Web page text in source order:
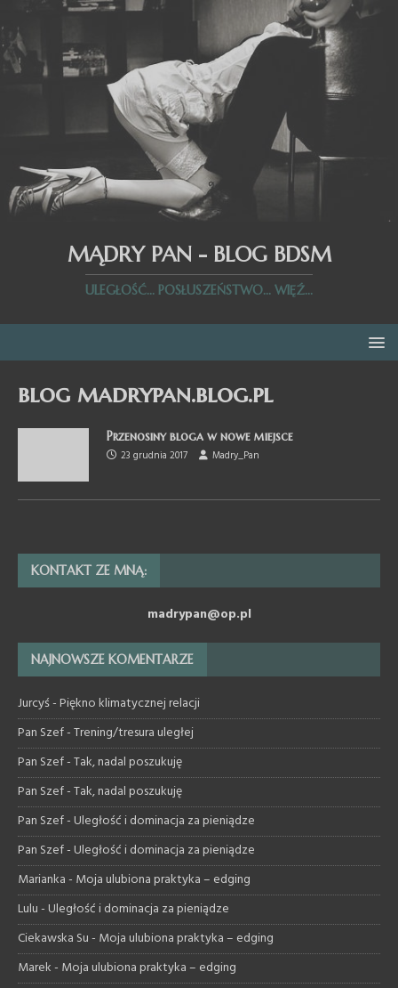
MĄDRY PAN - BLOG BDSM
ULEGŁOŚĆ... POSŁUSZEŃSTWO... WIĘŹ...
blog madrypan.blog.pl
Przenosiny bloga w nowe miejsce
23 grudnia 2017
Madry_Pan
KONTAKT ZE MNĄ:
madrypan@op.pl
NAJNOWSZE KOMENTARZE
Jurcyś-Piękno klimatycznej relacji
Pan Szef-Trening/tresura uległej
Pan Szef-Tak, nadal poszukuję
Pan Szef-Tak, nadal poszukuję
Pan Szef-Uległość i dominacja za pieniądze
Pan Szef-Uległość i dominacja za pieniądze
Marianka- Moja ulubiona praktyka – edging
Lulu-Uległość i dominacja za pieniądze
Ciekawska Su- Moja ulubiona praktyka – edging
Marek- Moja ulubiona praktyka – edging